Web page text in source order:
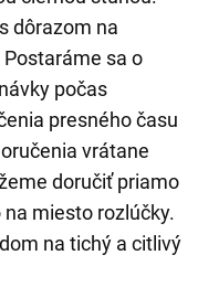
dôrazom na
sa o
počas
presného času
vrátane
doručiť priamo
miesto rozlúčky.
na tichý a citlivý